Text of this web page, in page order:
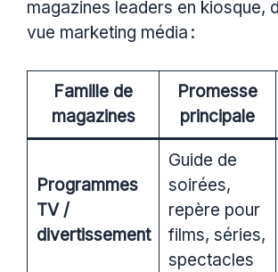
magazines leaders en kiosque,
vue marketing média :
Famille de
magazines
Promesse
principale
Programmes
TV /
divertissement
Guide de
soirées,
repère pour
films, séries,
spectacles